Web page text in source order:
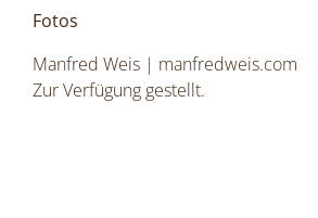
Fotos
Manfred Weis | manfredweis.com
Zur Verfügung gestellt.